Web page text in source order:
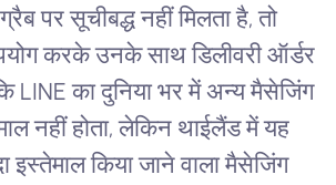
पर सूचीबद्ध नहीं मिलता है, तो
करके उनके साथ डिलीवरी ऑर्डर
LINE का दुनिया भर में अन्य मैसेजिंग
नहीं होता, लेकिन थाईलैंड में यह
इस्तेमाल किया जाने वाला मैसेजिंग